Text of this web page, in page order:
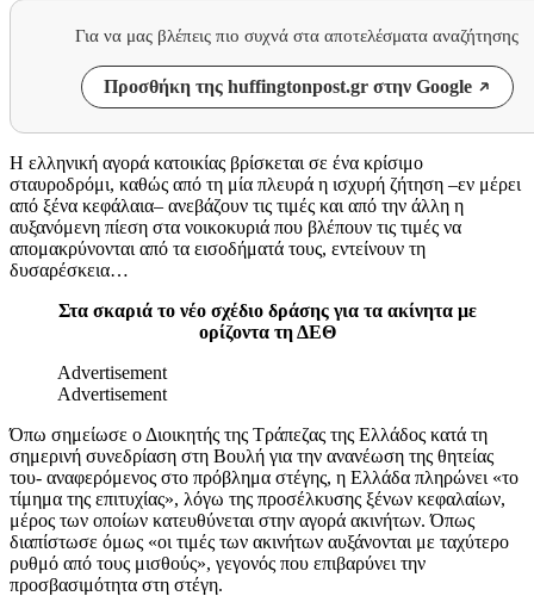
Για να μας βλέπεις πιο συχνά στα αποτελέσματα αναζήτησης
Προσθήκη της huffingtonpost.gr στην Google
Η ελληνική αγορά κατοικίας βρίσκεται σε ένα κρίσιμο
σταυροδρόμι, καθώς από τη μία πλευρά η ισχυρή ζήτηση –εν μέρει
από ξένα κεφάλαια– ανεβάζουν τις τιμές και από την άλλη η
αυξανόμενη πίεση στα νοικοκυριά που βλέπουν τις τιμές να
απομακρύνονται από τα εισοδήματά τους, εντείνουν τη
δυσαρέσκεια…
Στα σκαριά το νέο σχέδιο δράσης για τα ακίνητα με
ορίζοντα τη ΔΕΘ
Advertisement
Advertisement
Όπω σημείωσε ο Διοικητής της Τράπεζας της Ελλάδος κατά τη
σημερινή συνεδρίαση στη Βουλή για την ανανέωση της θητείας
του- αναφερόμενος στο πρόβλημα στέγης, η Ελλάδα πληρώνει «το
τίμημα της επιτυχίας», λόγω της προσέλκυσης ξένων κεφαλαίων,
μέρος των οποίων κατευθύνεται στην αγορά ακινήτων. Όπως
διαπίστωσε όμως «οι τιμές των ακινήτων αυξάνονται με ταχύτερο
ρυθμό από τους μισθούς», γεγονός που επιβαρύνει την
προσβασιμότητα στη στέγη.